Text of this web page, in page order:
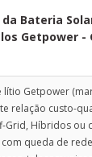
R$ 1,00/
(incl.
4 kWh
à
Economia
R$ 4,00
Bateria
Getpower -
lítio Getpower
relação custo-
Grid, Híbridos ou
queda de